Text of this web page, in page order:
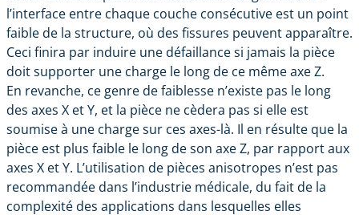
l’interface entre chaque couche consécutive est un point
faible de la structure, où des fissures peuvent apparaître.
Ceci finira par induire une défaillance si jamais la pièce
doit supporter une charge le long de ce même axe Z.
En revanche, ce genre de faiblesse n’existe pas le long
des axes X et Y, et la pièce ne cèdera pas si elle est
soumise à une charge sur ces axes-là. Il en résulte que la
pièce est plus faible le long de son axe Z, par rapport aux
axes X et Y. L’utilisation de pièces anisotropes n’est pas
recommandée dans l’industrie médicale, du fait de la
complexité des applications dans lesquelles elles